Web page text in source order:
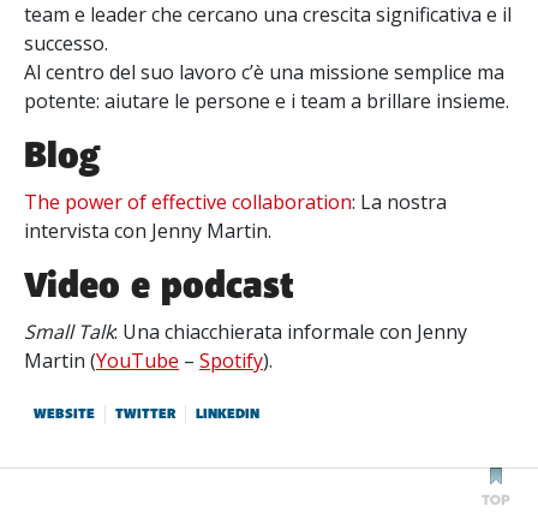
team e leader che cercano una crescita significativa e il
successo.
Al centro del suo lavoro c’è una missione semplice ma
potente: aiutare le persone e i team a brillare insieme.
Blog
The power of effective collaboration: La nostra
intervista con Jenny Martin.
Video e podcast
Small Talk: Una chiacchierata informale con Jenny
Martin (YouTube – Spotify).
WEBSITE TWITTER LINKEDIN